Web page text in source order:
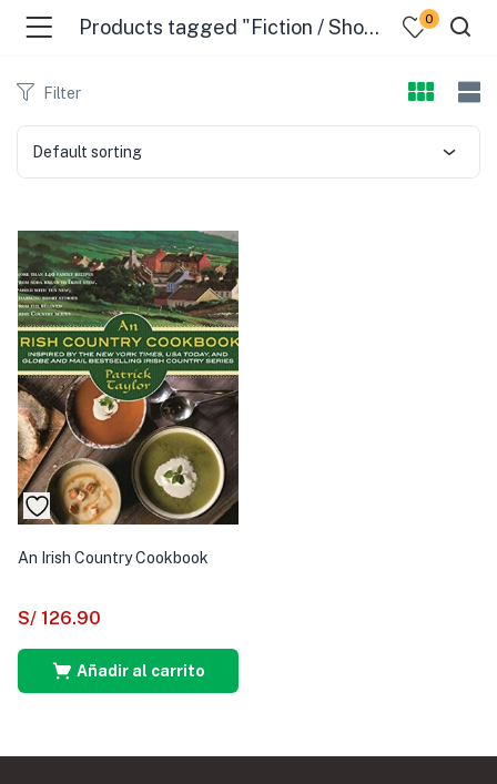
Products tagged "Fiction / Short Stories (single Author)" 0
Filter
Default sorting
An Irish Country Cookbook
S/ 126.90
Añadir al carrito